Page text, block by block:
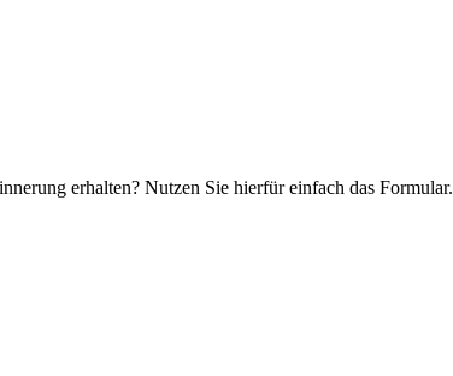
erhalten? Nutzen Sie hierfür einfach das Formular.